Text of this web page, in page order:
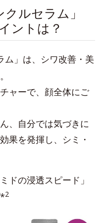
ルセラム」
ントは？
ム」は、シワ改善・美
ャーで、顔全体にご
、自分では気づきに
果を発揮し、シミ・
ドの浸透スピード」
2